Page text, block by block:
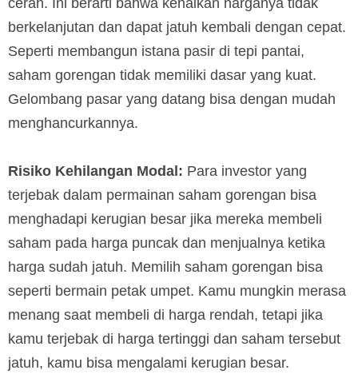
berkelanjutan dan dapat jatuh kembali dengan cepat.
Seperti membangun istana pasir di tepi pantai,
saham gorengan tidak memiliki dasar yang kuat.
Gelombang pasar yang datang bisa dengan mudah
menghancurkannya.
Risiko Kehilangan Modal: Para investor yang
terjebak dalam permainan saham gorengan bisa
menghadapi kerugian besar jika mereka membeli
saham pada harga puncak dan menjualnya ketika
harga sudah jatuh. Memilih saham gorengan bisa
seperti bermain petak umpet. Kamu mungkin merasa
menang saat membeli di harga rendah, tetapi jika
kamu terjebak di harga tertinggi dan saham tersebut
jatuh, kamu bisa mengalami kerugian besar.